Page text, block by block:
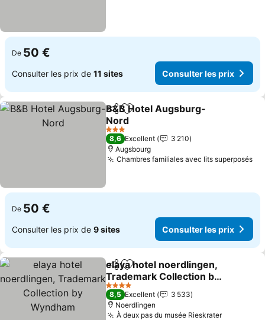
De 50 €
Consulter les prix de 11 sites Consulter les prix
PartagerAjouter à mes favoris
B&B Hotel Augsburg-
Nord
Consulter les prix
3 Étoiles
8,6 Excellent
3 210
Augsbourg
Chambres familiales avec lits superposés
De 50 €
Consulter les prix de 9 sites Consulter les prix
PartagerAjouter à mes favoris
elaya hotel noerdlingen,
Trademark Collection by
Wyndham
Consulter les prix
4 Étoiles
8,5 Excellent
3 533
Noerdlingen
À deux pas du musée Rieskrater